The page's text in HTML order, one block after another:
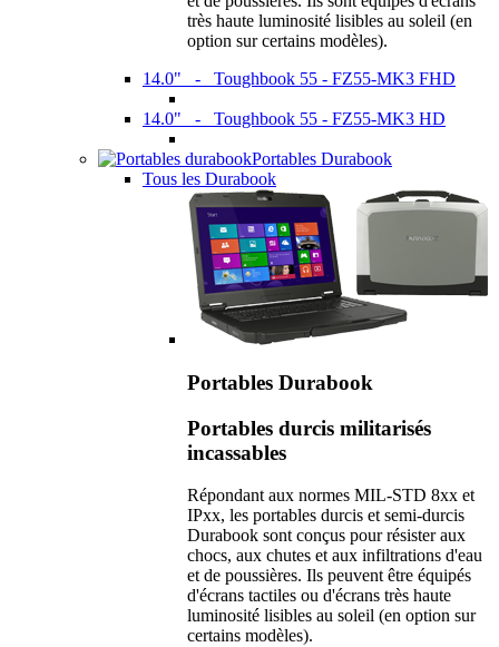
très haute luminosité lisibles au soleil (en
option sur certains modèles).
14.0" - Toughbook 55 - FZ55-MK3 FHD
14.0" - Toughbook 55 - FZ55-MK3 HD
Portables Durabook
Tous les Durabook
Portables Durabook
Portables durcis militarisés
incassables
Répondant aux normes MIL-STD 8xx et
IPxx, les portables durcis et semi-durcis
Durabook sont conçus pour résister aux
chocs, aux chutes et aux infiltrations d'eau
et de poussières. Ils peuvent être équipés
d'écrans tactiles ou d'écrans très haute
luminosité lisibles au soleil (en option sur
certains modèles).